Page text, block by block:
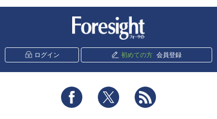
ログイン 初めての方 会員登録
Facebook Twitter